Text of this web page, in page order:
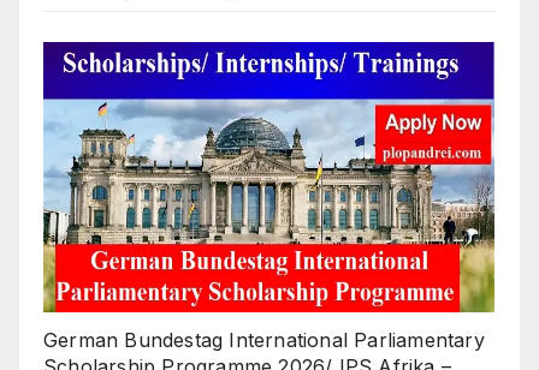
German Bundestag International Parliamentary